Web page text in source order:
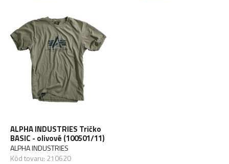
ALPHA INDUSTRIES Tričko
BASIC - olivové (100501/11)
ALPHA INDUSTRIES
Kód tovaru: 210620